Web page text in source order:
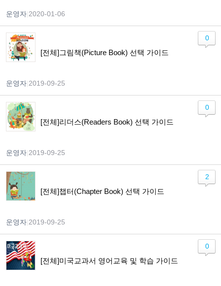
운영자 2020-01-06
[전체]그림책(Picture Book) 선택 가이드
운영자 2019-09-25
0
[전체]리더스(Readers Book) 선택 가이드
운영자 2019-09-25
0
[전체]챕터(Chapter Book) 선택 가이드
운영자 2019-09-25
2
[전체]미국교과서 영어교육 및 학습 가이드
0